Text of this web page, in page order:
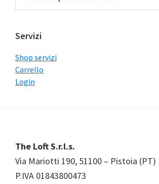
web
Servizi
Shop servizi
Carrello
Login
Footer
The Loft S.r.l.s.
Via Mariotti 190, 51100 – Pistoia (PT)
P.IVA 01843800473